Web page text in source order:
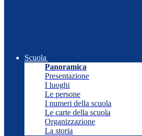
Scuola
Panoramica
Presentazione
I luoghi
Le persone
I numeri della scuola
Le carte della scuola
Organizzazione
La storia